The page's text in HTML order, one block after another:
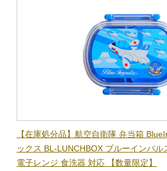
【在庫処分品】航空自衛隊 弁当箱
ックス BL-LUNCHBOX ブルーインパ
電子レンジ 食洗器 対応 【数量限定】